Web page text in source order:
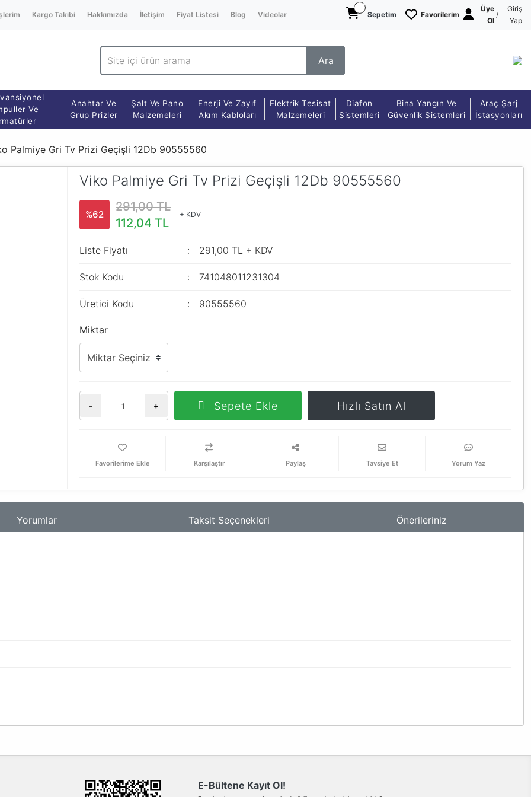
Kargo Takibi Hakkımızda İletişim Fiyat Listesi Blog Videolar Sepetim Favorilerim
Üye
Ol
/
Giriş
Yap
Ara
Ve
Anahtar Ve
Grup Prizler
Şalt Ve Pano
Malzemeleri
Enerji Ve Zayıf
Akım Kabloları
Elektrik Tesisat
Malzemeleri
Diafon
Sistemleri
Bina Yangın Ve
Güvenlik Sistemleri
Araç Şarj
İstasyonları
Palmiye Gri Tv Prizi Geçişli 12Db 90555560
Viko Palmiye Gri Tv Prizi Geçişli 12Db 90555560
%62
291,00 TL
112,04 TL
+ KDV
Liste Fiyatı 291,00 TL + KDV
Stok Kodu 741048011231304
Üretici Kodu 90555560
Miktar
- + Sepete Ekle Hızlı Satın Al
Karşılaştır Paylaş Tavsiye Et Yorum Yaz
Yorumlar Taksit Seçenekleri Önerileriniz
E-Bültene Kayıt Ol!